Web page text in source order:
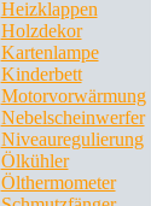
Heizklappen
Holzdekor
Kartenlampe
Kinderbett
Motorvorwärmung
Nebelscheinwerfer
Niveauregulierung
Ölkühler
Ölthermometer